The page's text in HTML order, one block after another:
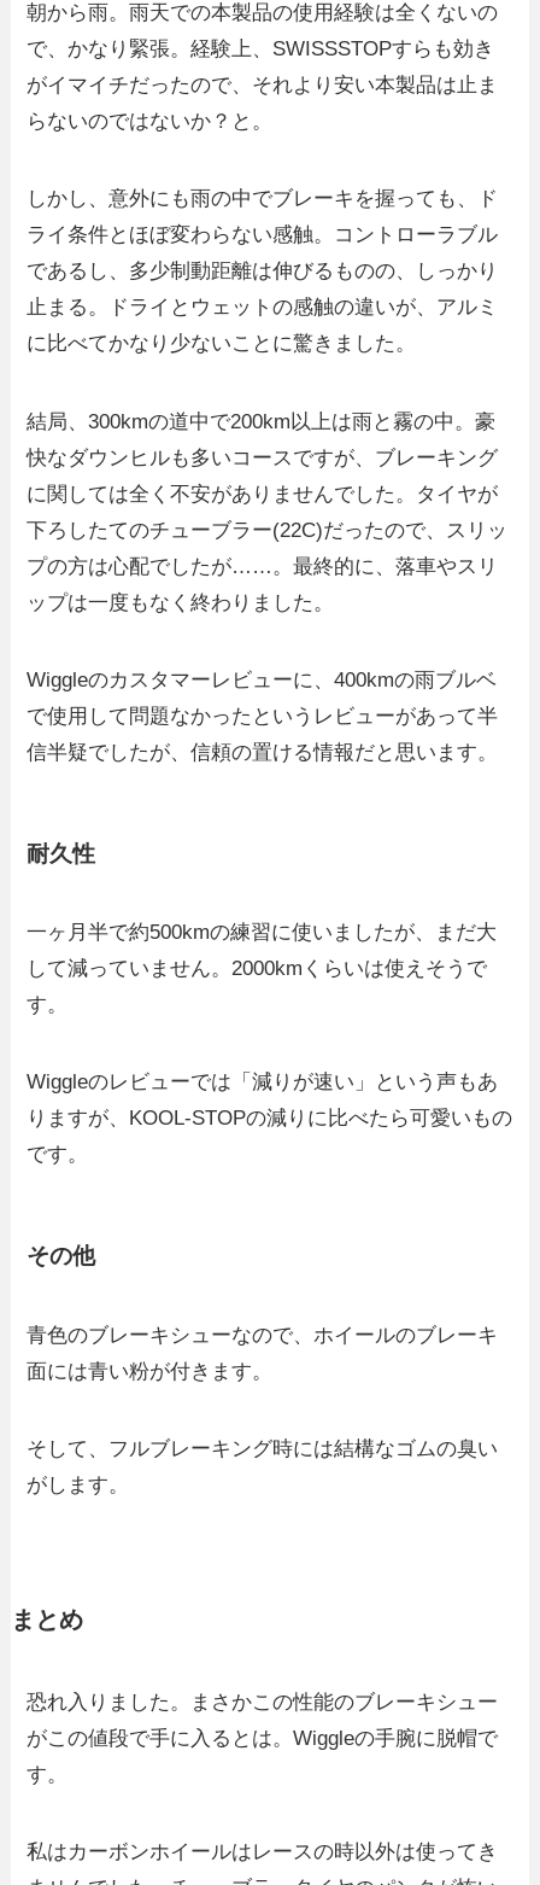
朝から雨。雨天での本製品の使用経験は全くないの
で、かなり緊張。経験上、SWISSSTOPすらも効き
がイマイチだったので、それより安い本製品は止ま
らないのではないか？と。
しかし、意外にも雨の中でブレーキを握っても、ド
ライ条件とほぼ変わらない感触。コントローラブル
であるし、多少制動距離は伸びるものの、しっかり
止まる。ドライとウェットの感触の違いが、アルミ
に比べてかなり少ないことに驚きました。
結局、300kmの道中で200km以上は雨と霧の中。豪
快なダウンヒルも多いコースですが、ブレーキング
に関しては全く不安がありませんでした。タイヤが
下ろしたてのチューブラー(22C)だったので、スリッ
プの方は心配でしたが……。最終的に、落車やスリ
ップは一度もなく終わりました。
Wiggleのカスタマーレビューに、400kmの雨ブルベ
で使用して問題なかったというレビューがあって半
信半疑でしたが、信頼の置ける情報だと思います。
耐久性
一ヶ月半で約500kmの練習に使いましたが、まだ大
して減っていません。2000kmくらいは使えそうで
す。
Wiggleのレビューでは「減りが速い」という声もあ
りますが、KOOL-STOPの減りに比べたら可愛いもの
です。
その他
青色のブレーキシューなので、ホイールのブレーキ
面には青い粉が付きます。
そして、フルブレーキング時には結構なゴムの臭い
がします。
まとめ
恐れ入りました。まさかこの性能のブレーキシュー
がこの値段で手に入るとは。Wiggleの手腕に脱帽で
す。
私はカーボンホイールはレースの時以外は使ってき